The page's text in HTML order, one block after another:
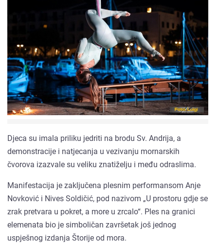
Djeca su imala priliku jedriti na brodu Sv. Andrija, a
demonstracije i natjecanja u vezivanju mornarskih
čvorova izazvale su veliku znatiželju i među odraslima.
Manifestacija je zaključena plesnim performansom Anje
Novković i Nives Soldičić, pod nazivom „U prostoru gdje se
zrak pretvara u pokret, a more u zrcalo“. Ples na granici
elemenata bio je simboličan završetak još jednog
uspješnog izdanja Štorije od mora.